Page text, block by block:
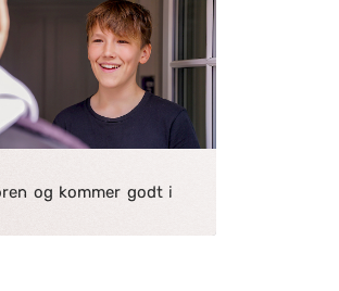
og kommer godt i